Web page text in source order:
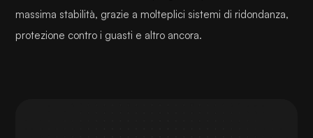
massima stabilità, grazie a molteplici sistemi di ridondanza,
protezione contro i guasti e altro ancora.